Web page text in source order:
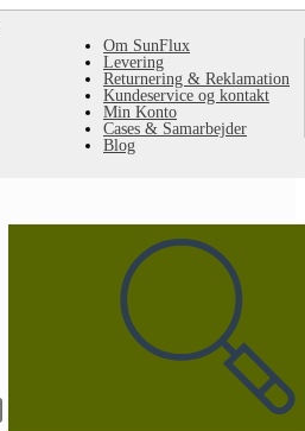
Om SunFlux
Levering
Returnering & Reklamation
Kundeservice og kontakt
Min Konto
Cases & Samarbejder
Blog